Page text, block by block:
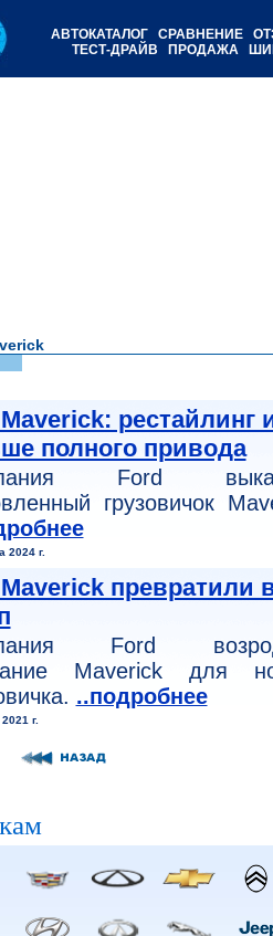
АВТОКАТАЛОГ СРАВНЕНИЕ
ТЕСТ-ДРАЙВ
ПРОДАЖА
рестайлинг
полного привода
Ford
грузовичок
2024 г.
превратили
Ford
Maverick для
..подробнее
г.